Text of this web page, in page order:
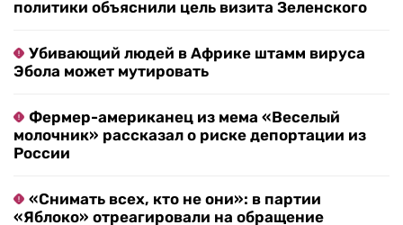
политики объяснили цель визита Зеленского
Убивающий людей в Африке штамм вируса
Эбола может мутировать
Фермер-американец из мема «Веселый
молочник» рассказал о риске депортации из
России
«Снимать всех, кто не они»: в партии
«Яблоко» отреагировали на обращение